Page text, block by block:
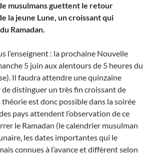
musulmans guettent le retour
la jeune Lune, un croissant qui
Ramadan.
l’enseignent : la prochaine Nouvelle
5 juin aux alentours de 5 heures du
Il faudra attendre une quinzaine
distinguer un très fin croissant de
théorie est donc possible dans la soirée
pays attendent l’observation de ce
le Ramadan (le calendrier musulman
les dates importantes qui le
connues à l’avance et diffèrent selon